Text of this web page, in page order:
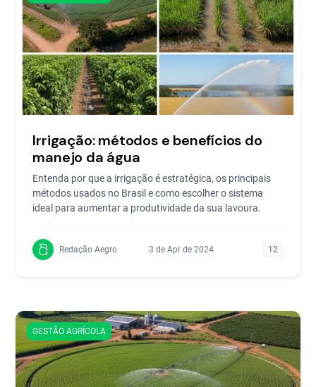
Irrigação: métodos e benefícios do
manejo da água
Entenda por que a irrigação é estratégica, os principais
métodos usados no Brasil e como escolher o sistema
ideal para aumentar a produtividade da sua lavoura.
Redação Aegro 3 de Apr de 2024 12
GESTÃO AGRÍCOLA